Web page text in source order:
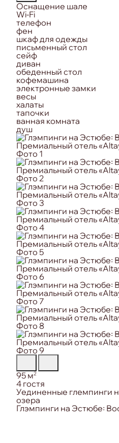
Оснащение шале
Wi-Fi
телефон
фен
шкаф для одежды
письменный стол
сейф
диван
обеденный стол
кофемашина
электронные замки
весы
халаты
тапочки
ванная комната
душ
Площадь:
95 м2
Вместимость:
4 гостя
Особенность номера:
Уединенные глемпинги
озера